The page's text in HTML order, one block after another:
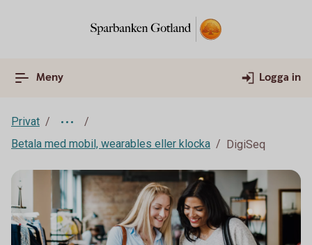
Meny Logga in
Privat
Betala med mobil, wearables eller klocka
DigiSeq